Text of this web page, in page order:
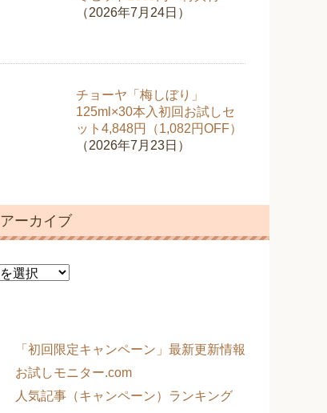
（2026年7月24日）
チョーヤ「梅しぼり」
125ml×30本入初回お試しセ
ット4,848円（1,082円OFF）
（2026年7月23日）
アーカイブ
「初回限定キャンペーン」最新更新情報
お試しモニター.com
人気記事（キャンペーン）ランキング